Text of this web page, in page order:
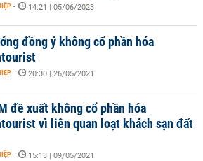
- 14:21 | 05/06/2023
đồng ý không cổ phần hóa
- 20:30 | 26/05/2021
đề xuất không cổ phần hóa
vì liên quan loạt khách sạn đất
- 15:13 | 09/05/2021